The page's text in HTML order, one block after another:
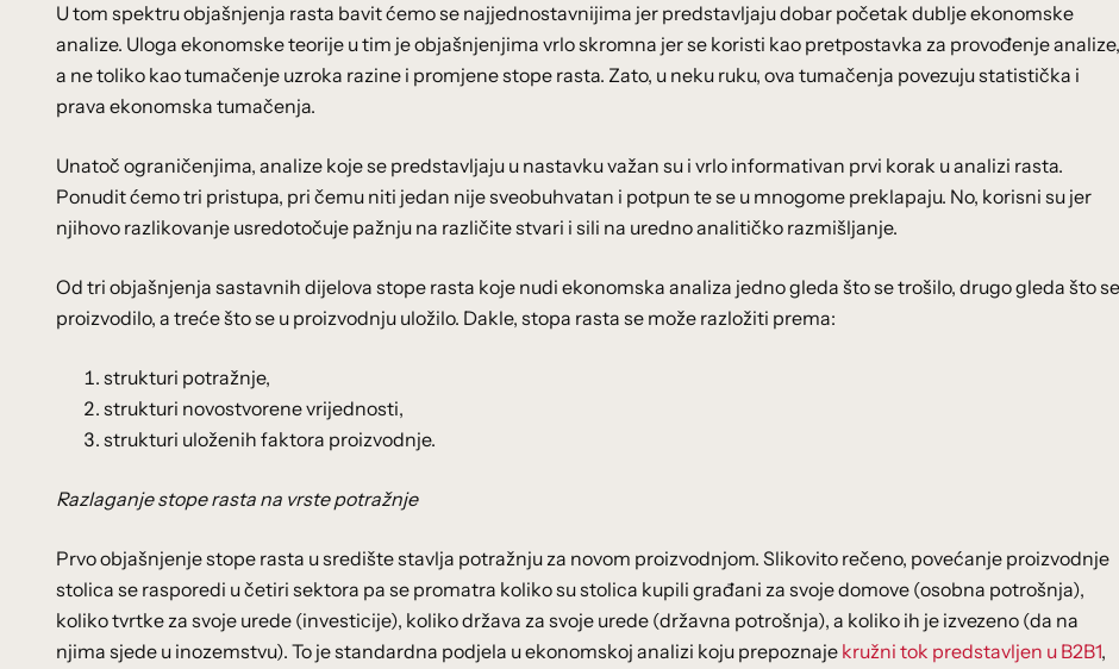
U tom spektru objašnjenja rasta bavit ćemo se najjednostavnijima jer predstavljaju dobar početak dublje ekonomske
analize. Uloga ekonomske teorije u tim je objašnjenjima vrlo skromna jer se koristi kao pretpostavka za provođenje analize,
a ne toliko kao tumačenje uzroka razine i promjene stope rasta. Zato, u neku ruku, ova tumačenja povezuju statistička i
prava ekonomska tumačenja.
Unatoč ograničenjima, analize koje se predstavljaju u nastavku važan su i vrlo informativan prvi korak u analizi rasta.
Ponudit ćemo tri pristupa, pri čemu niti jedan nije sveobuhvatan i potpun te se u mnogome preklapaju. No, korisni su jer
njihovo razlikovanje usredotočuje pažnju na različite stvari i sili na uredno analitičko razmišljanje.
Od tri objašnjenja sastavnih dijelova stope rasta koje nudi ekonomska analiza jedno gleda što se trošilo, drugo gleda što se
proizvodilo, a treće što se u proizvodnju uložilo. Dakle, stopa rasta se može razložiti prema:
strukturi potražnje,
strukturi novostvorene vrijednosti,
strukturi uloženih faktora proizvodnje.
Razlaganje stope rasta na vrste potražnje
Prvo objašnjenje stope rasta u središte stavlja potražnju za novom proizvodnjom. Slikovito rečeno, povećanje proizvodnje
stolica se rasporedi u četiri sektora pa se promatra koliko su stolica kupili građani za svoje domove (osobna potrošnja),
koliko tvrtke za svoje urede (investicije), koliko država za svoje urede (državna potrošnja), a koliko ih je izvezeno (da na
njima sjede u inozemstvu). To je standardna podjela u ekonomskoj analizi koju prepoznaje kružni tok predstavljen u B2B1,